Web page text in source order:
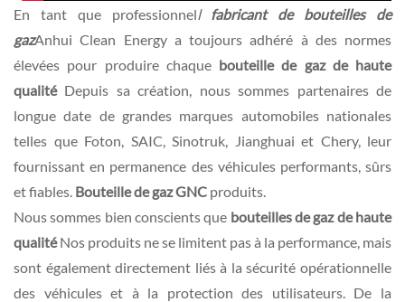
En tant que professionnell fabricant de bouteilles de
gazAnhui Clean Energy a toujours adhéré à des normes
élevées pour produire chaque bouteille de gaz de haute
qualitéDepuis sa création, nous sommes partenaires de
longue date de grandes marques automobiles nationales
telles que Foton, SAIC, Sinotruk, Jianghuai et Chery, leur
fournissant en permanence des véhicules performants, sûrs
et fiables. Bouteille de gaz GNC produits.
Nous sommes bien conscients que bouteilles de gaz de haute
qualitéNos produits ne se limitent pas à la performance, mais
sont également directement liés à la sécurité opérationnelle
des véhicules et à la protection des utilisateurs. De la